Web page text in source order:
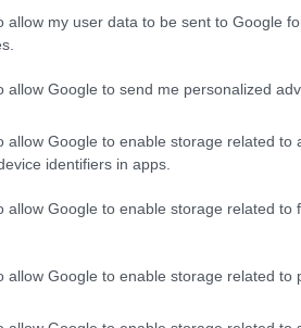
allow my user data to be sent to Google
allow Google to send me personalized
allow Google to enable storage related to
identifiers in apps.
allow Google to enable storage related to
allow Google to enable storage related to
το όχημα σε κάποιο από
το μετρό για την πλατ… εεε
που θα έχεις να διηγείσαι.
μαζί, άσε μας να σε
χαμηλά με το
το
κλίμα. Παντός καιρού,
λάγνα σε soul, jazz και